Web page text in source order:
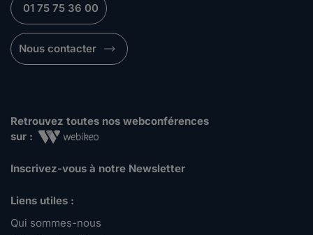
01 75 75 36 00
Nous contacter
Retrouvez toutes nos webconférences
sur :
Inscrivez-vous à notre Newsletter
Liens utiles :
Qui sommes-nous